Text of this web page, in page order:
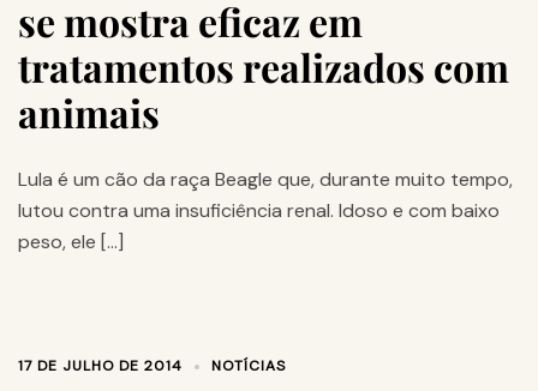
se mostra eficaz em
tratamentos realizados com
animais
Lula é um cão da raça Beagle que, durante muito tempo,
lutou contra uma insuficiência renal. Idoso e com baixo
peso, ele […]
17 DE JULHO DE 2014 NOTÍCIAS